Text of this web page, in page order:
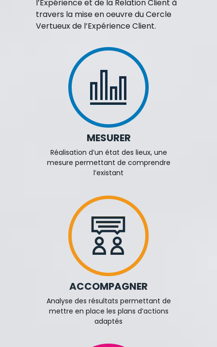
l’Expérience et de la Relation Client à
travers la mise en oeuvre du Cercle
Vertueux de l’Expérience Client.
MESURER
Réalisation d’un état des lieux, une
mesure permettant de comprendre
l’existant
ACCOMPAGNER
Analyse des résultats permettant de
mettre en place les plans d’actions
adaptés